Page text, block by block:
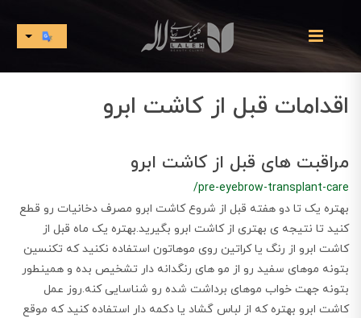
اقدامات قبل از کاشت ابرو
مراقبت های قبل از کاشت ابرو
/pre-eyebrow-transplant-care
بهتره یک تا دو هفته قبل از شروع کاشت ابرو مصرف دخانیات رو قطع
کنید تا نتیجه ی بهتری از کاشت ابرو بگیرید.بهتره یک ماه قبل از
کاشت ابرو از رنگ یا کراتین روی موهاتون استفاده نکنید که تکنسین
بتونه موهای سفید رو از مو های رنگدانه دار تشخیص بده و همینطور
بتونه جهت خواب موهای برداشت شده رو شناسایی کنه‌.روز عمل
کاشت ابرو بهتره که از لباس گشاد یا دکمه دار استفاده کنید که موقع